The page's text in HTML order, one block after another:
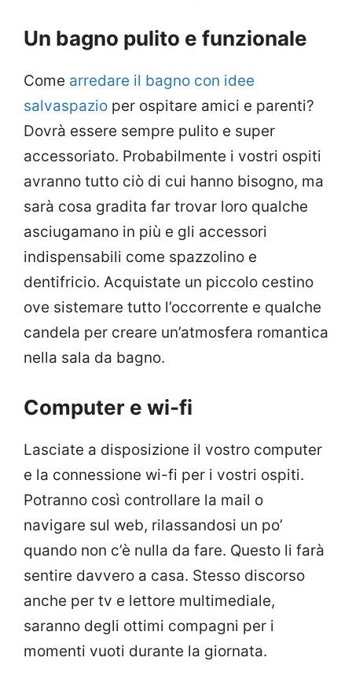
Un bagno pulito e funzionale
Come arredare il bagno con idee
salvaspazio per ospitare amici e parenti?
Dovrà essere sempre pulito e super
accessoriato. Probabilmente i vostri ospiti
avranno tutto ciò di cui hanno bisogno, ma
sarà cosa gradita far trovar loro qualche
asciugamano in più e gli accessori
indispensabili come spazzolino e
dentifricio. Acquistate un piccolo cestino
ove sistemare tutto l’occorrente e qualche
candela per creare un’atmosfera romantica
nella sala da bagno.
Computer e wi-fi
Lasciate a disposizione il vostro computer
e la connessione wi-fi per i vostri ospiti.
Potranno così controllare la mail o
navigare sul web, rilassandosi un po’
quando non c’è nulla da fare. Questo li farà
sentire davvero a casa. Stesso discorso
anche per tv e lettore multimediale,
saranno degli ottimi compagni per i
momenti vuoti durante la giornata.